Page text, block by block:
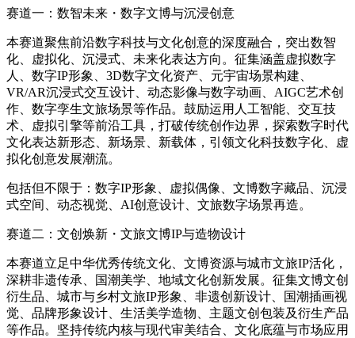
赛道一：数智未来・数字文博与沉浸创意
本赛道聚焦前沿数字科技与文化创意的深度融合，突出数智
化、虚拟化、沉浸式、未来化表达方向。征集涵盖虚拟数字
人、数字IP形象、3D数字文化资产、元宇宙场景构建、
VR/AR沉浸式交互设计、动态影像与数字动画、AIGC艺术创
作、数字孪生文旅场景等作品。鼓励运用人工智能、交互技
术、虚拟引擎等前沿工具，打破传统创作边界，探索数字时代
文化表达新形态、新场景、新载体，引领文化科技数字化、虚
拟化创意发展潮流。
包括但不限于：数字IP形象、虚拟偶像、文博数字藏品、沉浸
式空间、动态视觉、AI创意设计、文旅数字场景再造。
赛道二：文创焕新・文旅文博IP与造物设计
本赛道立足中华优秀传统文化、文博资源与城市文旅IP活化，
深耕非遗传承、国潮美学、地域文化创新发展。征集文博文创
衍生品、城市与乡村文旅IP形象、非遗创新设计、国潮插画视
觉、品牌形象设计、生活美学造物、主题文创包装及衍生产品
等作品。坚持传统内核与现代审美结合、文化底蕴与市场应用